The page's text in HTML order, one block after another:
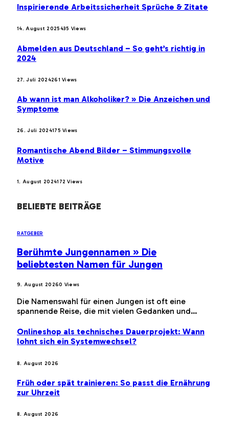
Inspirierende Arbeitssicherheit Sprüche & Zitate
14. August 2025435 Views
Abmelden aus Deutschland – So geht’s richtig in
2024
27. Juli 2024261Views
Ab wann ist man Alkoholiker? » Die Anzeichen und
Symptome
26. Juli 2024175Views
Romantische Abend Bilder – Stimmungsvolle
Motive
1. August 2024172Views
BELIEBTE BEITRÄGE
RATGEBER
Berühmte Jungennamen » Die
beliebtesten Namen für Jungen
9. August 20260 Views
Die Namenswahl für einen Jungen ist oft eine
spannende Reise, die mit vielen Gedanken und…
Onlineshop als technisches Dauerprojekt: Wann
lohnt sich ein Systemwechsel?
8. August 2026
Früh oder spät trainieren: So passt die Ernährung
zur Uhrzeit
8. August 2026